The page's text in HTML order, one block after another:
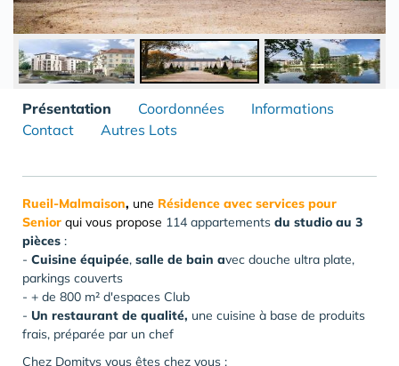
Présentation Coordonnées
Informations
Contact
Autres Lots
Rueil-Malmaison, une Résidence avec services pour
Senior qui vous propose 114 appartements du studio au 3
pièces :
- Cuisine équipée, salle de bain avec douche ultra plate,
parkings couverts
- + de 800 m² d'espaces Club
- Un restaurant de qualité, une cuisine à base de produits
frais, préparée par un chef
Chez Domitys vous êtes chez vous :